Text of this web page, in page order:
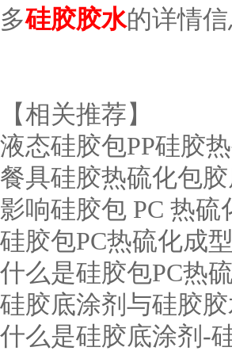
多硅胶胶水的详情
【相关推荐】
液态硅胶包PP硅胶
餐具硅胶热硫化包
影响硅胶包 PC 热
硅胶包PC热硫化成
什么是硅胶包PC热
硅胶底涂剂与硅胶
什么是硅胶底涂剂-